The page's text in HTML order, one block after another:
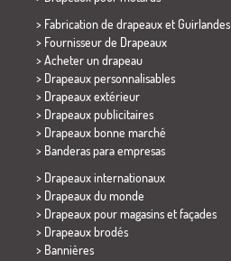
> Fabrication de drapeaux et Guirlandes
> Fournisseur de Drapeaux
> Acheter un drapeau
> Drapeaux personnalisables
> Drapeaux extérieur
> Drapeaux publicitaires
> Drapeaux bonne marché
> Banderas para empresas
> Drapeaux internationaux
> Drapeaux du monde
> Drapeaux pour magasins et façades
> Drapeaux brodés
> Bannières